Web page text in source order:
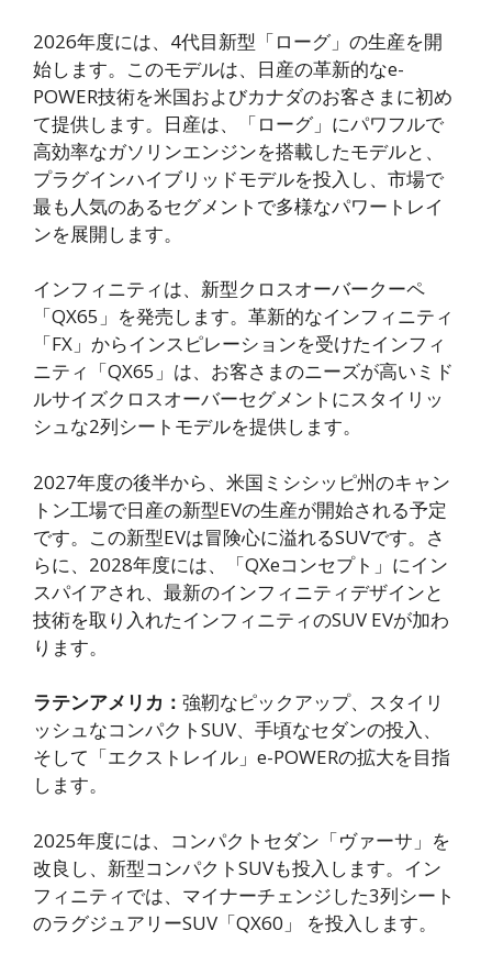
2026年度には、4代目新型「ローグ」の生産を開
始します。このモデルは、日産の革新的なe-
POWER技術を米国およびカナダのお客さまに初め
て提供します。日産は、「ローグ」にパワフルで
高効率なガソリンエンジンを搭載したモデルと、
プラグインハイブリッドモデルを投入し、市場で
最も人気のあるセグメントで多様なパワートレイ
ンを展開します。
インフィニティは、新型クロスオーバークーペ
「QX65」を発売します。革新的なインフィニティ
「FX」からインスピレーションを受けたインフィ
ニティ「QX65」は、お客さまのニーズが高いミド
ルサイズクロスオーバーセグメントにスタイリッ
シュな2列シートモデルを提供します。
2027年度の後半から、米国ミシシッピ州のキャン
トン工場で日産の新型EVの生産が開始される予定
です。この新型EVは冒険心に溢れるSUVです。さ
らに、2028年度には、「QXeコンセプト」にイン
スパイアされ、最新のインフィニティデザインと
技術を取り入れたインフィニティのSUV EVが加わ
ります。
ラテンアメリカ： 強靭なピックアップ、スタイリ
ッシュなコンパクトSUV、手頃なセダンの投入、
そして「エクストレイル」e-POWERの拡大を目指
します。
2025年度には、コンパクトセダン「ヴァーサ」を
改良し、新型コンパクトSUVも投入します。イン
フィニティでは、マイナーチェンジした3列シート
のラグジュアリーSUV「QX60」 を投入します。